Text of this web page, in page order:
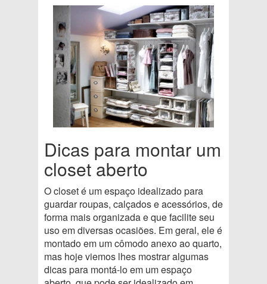
Dicas para montar um
closet aberto
O closet é um espaço idealizado para
guardar roupas, calçados e acessórios, de
forma mais organizada e que facilite seu
uso em diversas ocasiões. Em geral, ele é
montado em um cômodo anexo ao quarto,
mas hoje viemos lhes mostrar algumas
dicas para montá-lo em um espaço